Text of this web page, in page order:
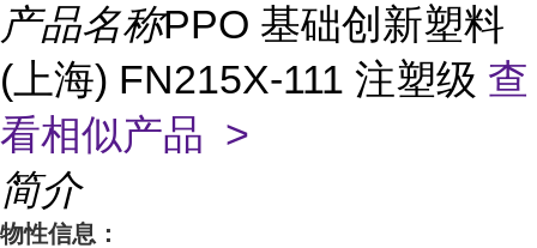
产品名称PPO 基础创新塑料
(上海) FN215X-111 注塑级 查
看相似产品 >
简介
物性信息：